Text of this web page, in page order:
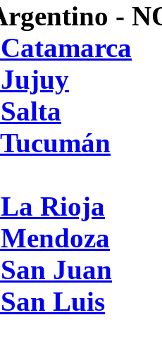
-
Rioja
Juan
Luis